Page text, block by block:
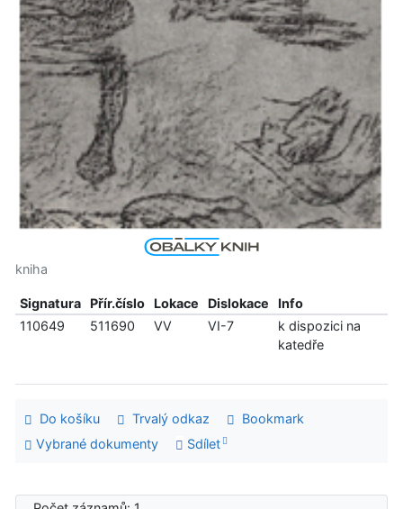
kniha
Signatura Přír.číslo Lokace Dislokace
Info
110649
511690 VV VI-7
k dispozici na
katedře
Do košíku Trvalý odkaz
Bookmark
Vybrané dokumenty
Sdílet